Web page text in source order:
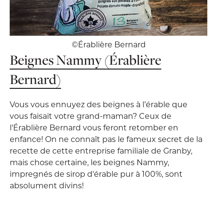
©Érablière Bernard
Beignes Nammy (Érablière
Bernard)
Vous vous ennuyez des beignes à l’érable que
vous faisait votre grand-maman? Ceux de
l'Érablière Bernard vous feront retomber en
enfance! On ne connaît pas le fameux secret de la
recette de cette entreprise familiale de Granby,
mais chose certaine, les beignes Nammy,
impregnés de sirop d'érable pur à 100%, sont
absolument divins!